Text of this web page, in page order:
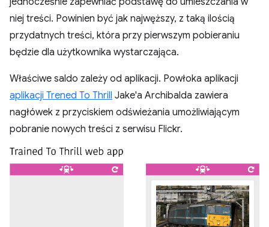
niej treści. Powinien być jak najwęższy, z taką ilością
przydatnych treści, która przy pierwszym pobieraniu
będzie dla użytkownika wystarczająca.
Właściwe saldo zależy od aplikacji. Powłoka aplikacji
aplikacji Trened To Thrill Jake'a Archibalda zawiera
nagłówek z przyciskiem odświeżania umożliwiającym
pobranie nowych treści z serwisu Flickr.